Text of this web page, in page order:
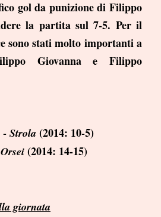
gol da punizione di Filippo
la partita sul 7-5. Per il
sono stati molto importanti a
Giovanna e Filippo
- Strola (2014: 10-5)
Orsei (2014: 14-15)
giornata